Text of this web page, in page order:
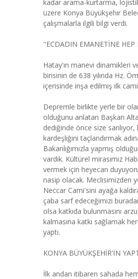
kadar arama-kurtarma,
üzere Konya Büyükşehir
çalışmalarla ilgili bilgi verdi.
"ECDADIN EMANETİNE HEP
Hatay'ın manevi dinamikleri
birisinin de 638 yılında Hz.
içerisinde inşa edilmiş ilk
Depremle birlikte yerle bir
olduğunu anlatan Başkan
dediğinde önce size
kardeşliğini taçlandırmak
Bakanlığımızla yapmış
vardık. Kültürel mirasımız
vermek için heyecan
nasip olacak. Meclisimizden
Neccar Cami'sini ayağa
çaba sarf edeceğimizi
olsa katkıda bulunmasını
kalmasına katkı sağlamak
yaptı.
KONYA BÜYÜKŞEHİR'İN
İlk andan itibaren sahada